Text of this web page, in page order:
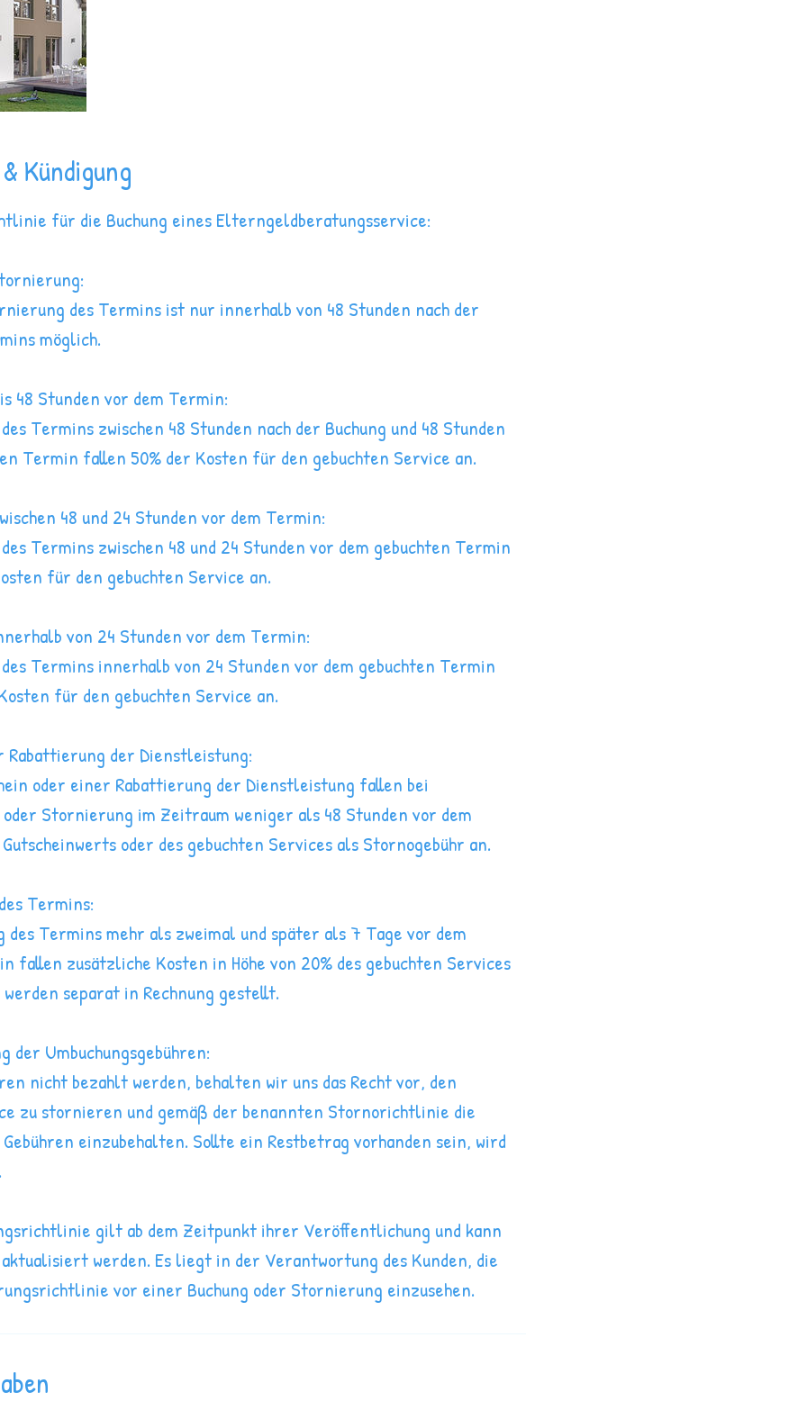
Kündigung
für die Buchung eines Elterngeldberatungsservice:
des Termins ist nur innerhalb von 48 Stunden nach der
möglich.
48 Stunden vor dem Termin:
Termins zwischen 48 Stunden nach der Buchung und 48 Stunden
Termin fallen 50% der Kosten für den gebuchten Service an.
48 und 24 Stunden vor dem Termin:
Termins zwischen 48 und 24 Stunden vor dem gebuchten Termin
für den gebuchten Service an.
von 24 Stunden vor dem Termin:
Termins innerhalb von 24 Stunden vor dem gebuchten Termin
für den gebuchten Service an.
Rabattierung der Dienstleistung:
oder einer Rabattierung der Dienstleistung fallen bei
Stornierung im Zeitraum weniger als 48 Stunden vor dem
oder des gebuchten Services als Stornogebühr an.
Termins:
des Termins mehr als zweimal und später als 7 Tage vor dem
fallen zusätzliche Kosten in Höhe von 20% des gebuchten Services
werden separat in Rechnung gestellt.
der Umbuchungsgebühren:
nicht bezahlt werden, behalten wir uns das Recht vor, den
zu stornieren und gemäß der benannten Stornorichtlinie die
einzubehalten. Sollte ein Restbetrag vorhanden sein, wird
gilt ab dem Zeitpunkt ihrer Veröffentlichung und kann
werden. Es liegt in der Verantwortung des Kunden, die
vor einer Buchung oder Stornierung einzusehen.